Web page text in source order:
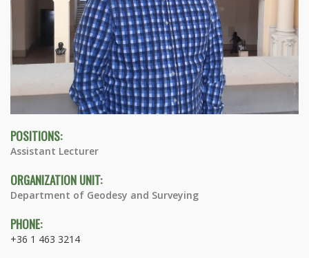
POSITIONS:
Assistant Lecturer
ORGANIZATION UNIT:
Department of Geodesy and Surveying
PHONE:
+36 1 463 3214